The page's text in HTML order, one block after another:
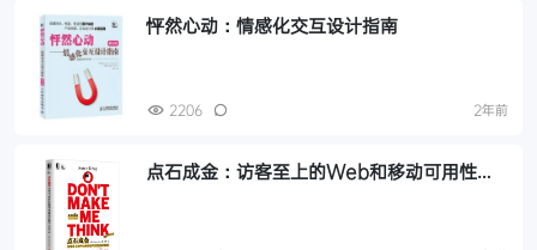
怦然心动：情感化交互设计指南
2206 2年前
点石成金：访客至上的Web和移动可用性设